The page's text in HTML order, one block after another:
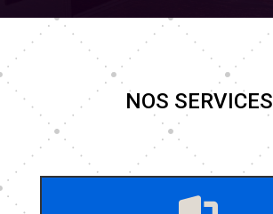
NOS SERVICES